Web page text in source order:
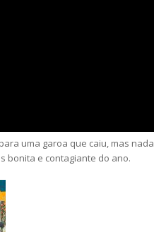
uma garoa que caiu, mas nada
bonita e contagiante do ano.